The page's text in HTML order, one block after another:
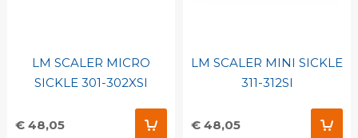
LM SCALER MICRO
SICKLE 301-302XSI
€ 48,05
LM SCALER MINI SICKLE
311-312SI
€ 48,05